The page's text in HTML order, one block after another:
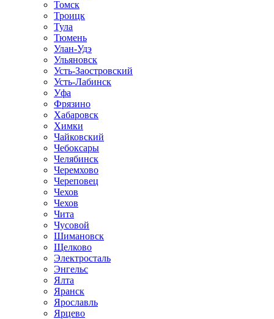
Томск
Троицк
Тула
Тюмень
Улан-Удэ
Ульяновск
Усть-Заостровский
Усть-Лабинск
Уфа
Фрязино
Хабаровск
Химки
Чайковский
Чебоксары
Челябинск
Черемхово
Череповец
Чехов
Чехов
Чита
Чусовой
Шимановск
Щелково
Электросталь
Энгельс
Ялта
Яранск
Ярославль
Ярцево